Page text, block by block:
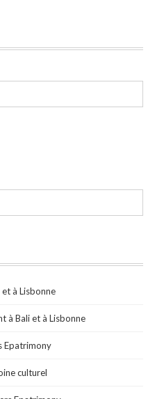
à Lisbonne
à Bali et à Lisbonne
Epatrimony
culturel